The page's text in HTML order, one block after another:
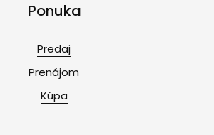
Ponuka
Predaj
Prenájom
Kúpa